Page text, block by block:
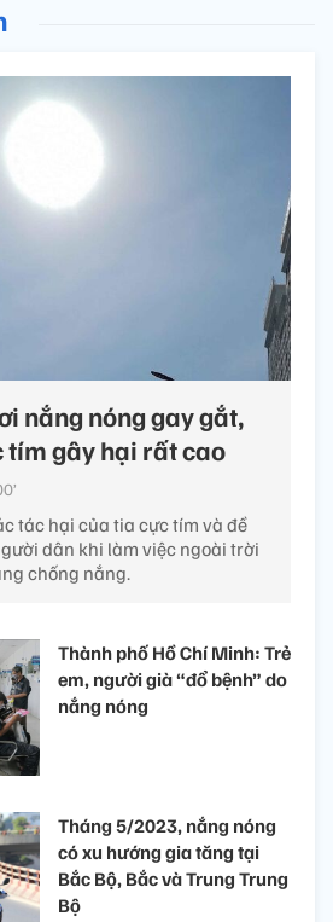
nắng nóng gay gắt,
tím gây hại rất cao
tác hại của tia cực tím và đề
dân khi làm việc ngoài trời
chống nắng.
Thành phố Hồ Chí Minh: Trẻ
em, người già “đổ bệnh” do
nắng nóng
Tháng 5/2023, nắng nóng
có xu hướng gia tăng tại
Bắc Bộ, Bắc và Trung Trung
Bộ